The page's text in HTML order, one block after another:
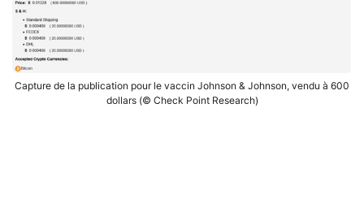
Capture de la publication pour le vaccin Johnson & Johnson, vendu à 600
dollars (© Check Point Research)